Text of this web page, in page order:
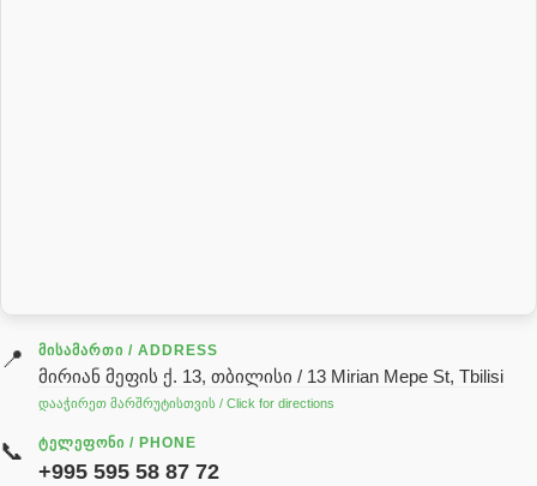
გადაცემათა კოლოფის ზეთი( კარობკის ზეთი)
ძრავის ზეთი
ჰიდრავლიკის ზეთი
реек
📍 ᲛᲘᲡᲐᲛᲐᲠᲗᲘ / ADDRESS
მირიან მეფის ქ. 13, თბილისი / 13 Mirian Mepe St, Tbilisi
დააჭირეთ მარშრუტისთვის / Click for directions
📞 ᲢᲔᲚᲔᲤᲝᲜᲘ / PHONE
+995 595 58 87 72